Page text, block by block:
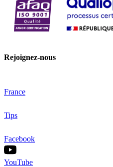
Rejoignez-nous
France
Tips
Facebook
YouTube